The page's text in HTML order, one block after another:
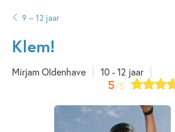
auteurs
uitgevers
9 – 12 jaar
Klem!
Mirjam Oldenhave 10 - 12 jaar
5/5